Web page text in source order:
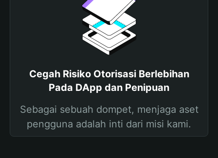
Cegah Risiko Otorisasi Berlebihan
Pada DApp dan Penipuan
Sebagai sebuah dompet, menjaga aset
pengguna adalah inti dari misi kami.